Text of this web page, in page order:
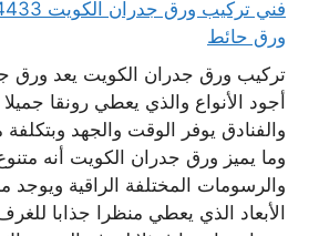
ورق حائط
تركيب ورق جدران الكويت يعد ورق
أجود الأنواع والذي يعطي رونقا
والفنادق يوفر الوقت والجهد وبتكلفة
وما يميز ورق جدران الكويت أنه متنوع
والرسومات المختلفة الراقية ويوجد
الأبعاد الذي يعطي منظرا جذابا